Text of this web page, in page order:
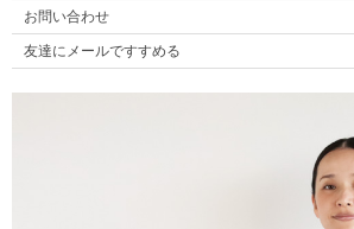
お問い合わせ
友達にメールですすめる